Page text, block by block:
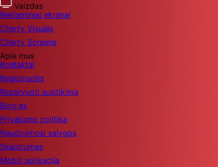
Vaizdas
Reklaminiai ekranai
Cherry Visuals
Cherry Screens
Apie mus
Kontaktai
Registruotis
Rezervuoti susitikimą
Blog'as
Privatumo politika
Naudojimosi sąlygos
Skaidrumas
Mobili aplikacija